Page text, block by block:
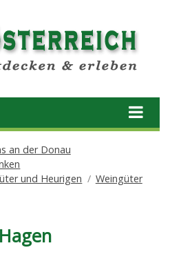
an der Donau
und Heurigen
Weingüter